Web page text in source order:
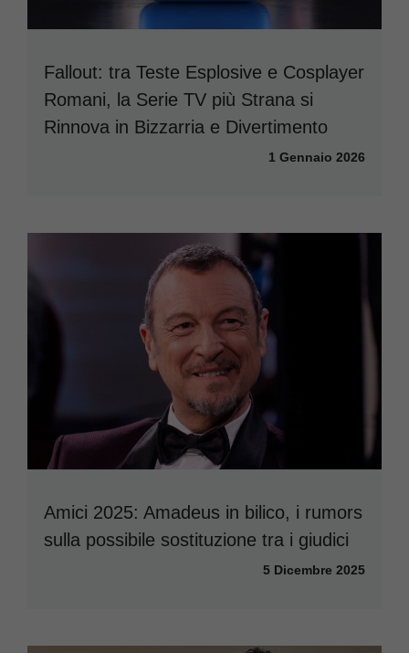
Fallout: tra Teste Esplosive e Cosplayer
Romani, la Serie TV più Strana si
Rinnova in Bizzarria e Divertimento
1 Gennaio 2026
Amici 2025: Amadeus in bilico, i rumors
sulla possibile sostituzione tra i giudici
5 Dicembre 2025